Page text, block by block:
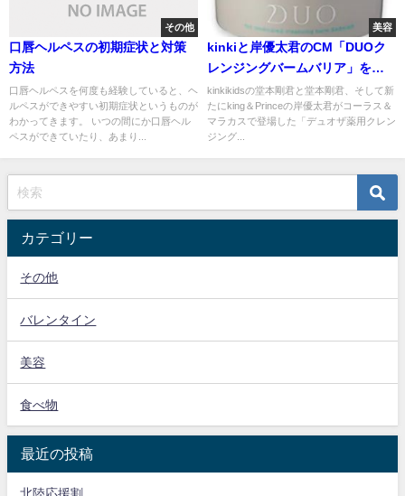
その他
口唇ヘルペスの初期症状と対策
方法
口唇ヘルペスを何度も経験していると、ヘ
ルペスができやすい初期症状というものが
わかってきます。 いつの間にか口唇ヘル
ペスができていたり、あまり...
美容
kinkiと岸優太君のCM「DUOク
レンジングバームバリア」をお
得に買う方法
kinkikidsの堂本剛君と堂本剛君、そして新
たにking＆Princeの岸優太君がコーラス＆
マラカスで登場した「デュオザ薬用クレン
ジング...
カテゴリー
その他
バレンタイン
美容
食べ物
最近の投稿
北陸応援割